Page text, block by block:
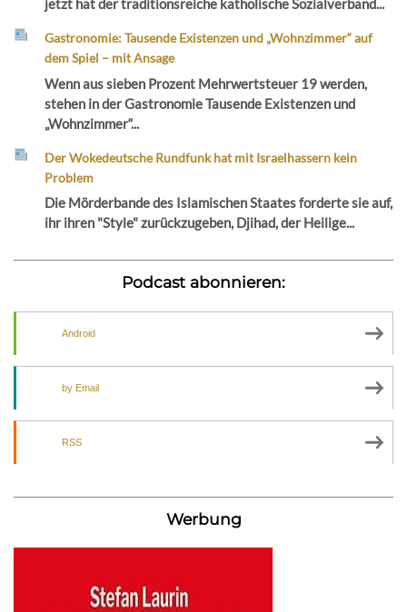
jetzt hat der traditionsreiche katholische Sozialverband...
Gastronomie: Tausende Existenzen und „Wohnzimmer“ auf
dem Spiel – mit Ansage
Wenn aus sieben Prozent Mehrwertsteuer 19 werden,
stehen in der Gastronomie Tausende Existenzen und
„Wohnzimmer“...
Der Wokedeutsche Rundfunk hat mit Israelhassern kein
Problem
Die Mörderbande des Islamischen Staates forderte sie auf,
ihr ihren "Style" zurückzugeben, Djihad, der Heilige...
Podcast abonnieren:
Android
by Email
RSS
Werbung